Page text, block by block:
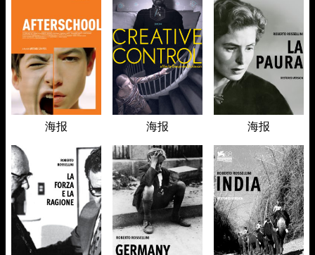
海报 海报 海报